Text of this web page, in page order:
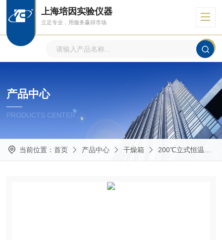
上海培因实验仪器
立足专业，用服务赢得市场
产品中心
PRODUCTS CENTER
当前位置： 首页 产品中心 干燥箱 200℃立式恒温鼓风干燥箱